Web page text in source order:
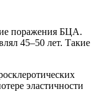
поражения БЦА.
45–50 лет. Такие
эластичности